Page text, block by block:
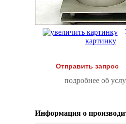
картинку
Отправить запрос
подробнее об
Информация о